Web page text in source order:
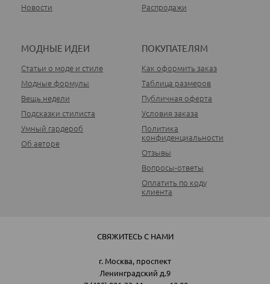
Новости
ПОКУПАТЕЛЯМ
Как оформить заказ
Таблица размеров
Публичная оферта
Условия заказа
Политика
конфиденциальности
Отзывы
Вопросы-ответы
Оплатить по коду
клиента
Распродажи
МОДНЫЕ ИДЕИ
Статьи о моде и стиле
Модные формулы
Вещь недели
Подсказки стилиста
Умный гардероб
Об авторе
СВЯЖИТЕСЬ С НАМИ
г. Москва, проспект
Ленинградский д.9